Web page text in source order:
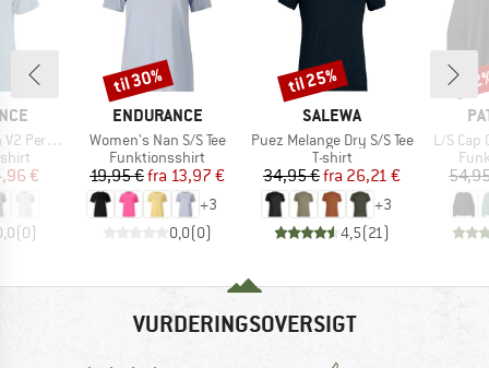
S/S Tee
pris
€
(0)
MÆRKE
ENDURANCE
Artikel
Women's Nan S/S Tee
Produktgruppe
Funktionsshirt
Pris
19,95 € Nedsat pris
fra 13,97 €
+3
0,0(0)
Rabat
til 30%
MÆRKE
SALEWA
Artikel
Puez Melange Dry S/S Tee
Produktgruppe
T-shirt
Pris
34,95 € Nedsat pris
fra 26,21 €
+3
4,5(21)
Rabat
til 25%
Artikel
L/S Cap
VURDERINGSOVERSIGT